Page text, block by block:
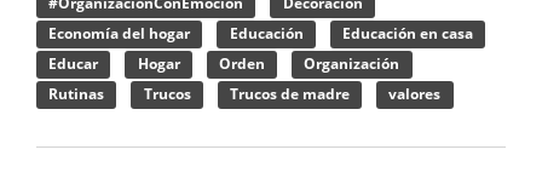
Economía del hogar
Educación
Educación en casa
Educar
Hogar Orden
Organización
Rutinas
Trucos Trucos de madre valores